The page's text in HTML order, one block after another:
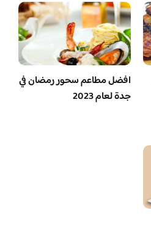
افضل مطاعم سحور رمضان في
جدة لعام 2023